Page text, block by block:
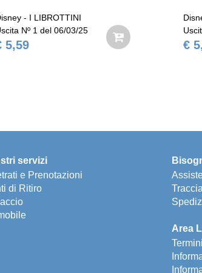
- I LIBROTTINI
Nº 1 del 06/03/25
5,59 €
servizi
e Prenotazioni
di Ritiro
Area